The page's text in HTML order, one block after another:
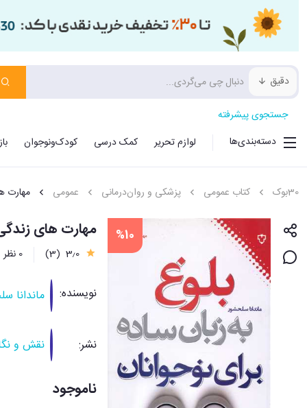
دقیق
جستجوی پیشرفته
دسته‌بندی‌ها
لوازم تحریر کمک درسی کودک‌ونوجوان
30بوک کتاب عمومی پزشکی و روان‌درمانی عمومی مهارت
%10 مهارت های زندگی (2)(بلوغ به زبان ساده
3٫0 (3) 0 نظر
نویسنده: ماندانا
نشر: نقش و
ناموجود